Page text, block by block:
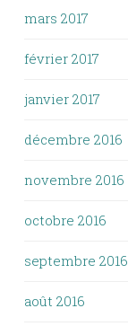
mars 2017
février 2017
janvier 2017
décembre 2016
novembre 2016
octobre 2016
septembre 2016
août 2016